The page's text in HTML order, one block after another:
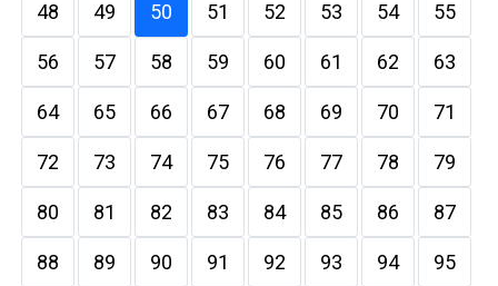
48 49 50 51 52 53 54 55
56 57 58 59 60 61 62 63
64 65 66 67 68 69 70 71
72 73 74 75 76 77 78 79
80 81 82 83 84 85 86 87
88 89 90 91 92 93 94 95